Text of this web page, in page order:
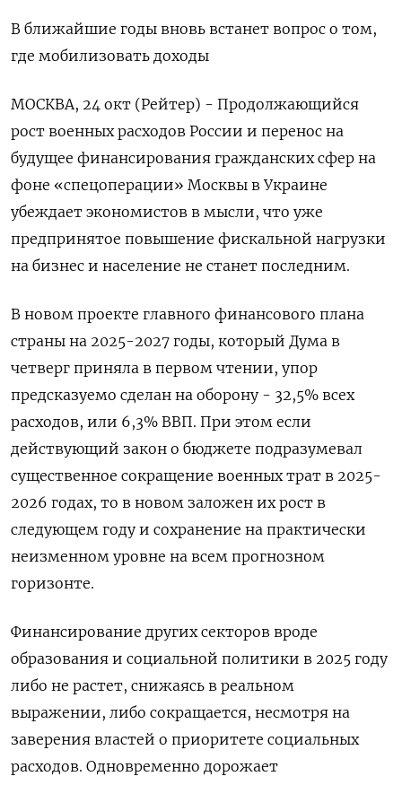
В ближайшие годы вновь встанет вопрос о том,
где мобилизовать доходы
МОСКВА, 24 окт (Рейтер) - Продолжающийся
рост военных расходов России и перенос на
будущее финансирования гражданских сфер на
фоне «спецоперации» Москвы в Украине
убеждает экономистов в мысли, что уже
предпринятое повышение фискальной нагрузки
на бизнес и население не станет последним.
В новом проекте главного финансового плана
страны на 2025-2027 годы, который Дума в
четверг приняла в первом чтении, упор
предсказуемо сделан на оборону - 32,5% всех
расходов, или 6,3% ВВП. При этом если
действующий закон о бюджете подразумевал
существенное сокращение военных трат в 2025-
2026 годах, то в новом заложен их рост в
следующем году и сохранение на практически
неизменном уровне на всем прогнозном
горизонте.
Финансирование других секторов вроде
образования и социальной политики в 2025 году
либо не растет, снижаясь в реальном
выражении, либо сокращается, несмотря на
заверения властей о приоритете социальных
расходов. Одновременно дорожает